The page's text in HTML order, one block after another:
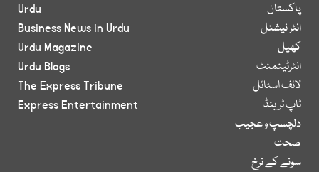
پاکستان
انٹر نیشنل
کھیل
انٹرٹینمنٹ
لائف اسٹائل
ٹاپ ٹرینڈ
دلچسپ و عجیب
صحت
سونے کے نرخ
Urdu
Business News in Urdu
Urdu Magazine
Urdu Blogs
The Express Tribune
Express Entertainment